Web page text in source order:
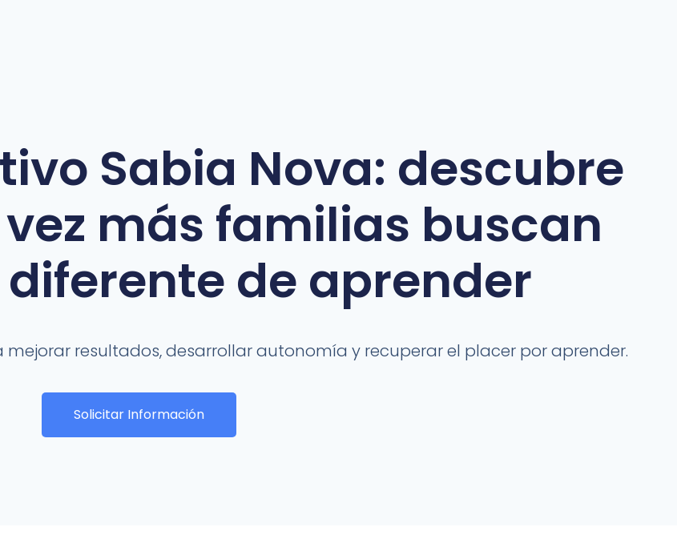
Sabia Nova: descubre
más familias buscan
de aprender
resultados, desarrollar autonomía y recuperar el placer por aprender.
Solicitar Información